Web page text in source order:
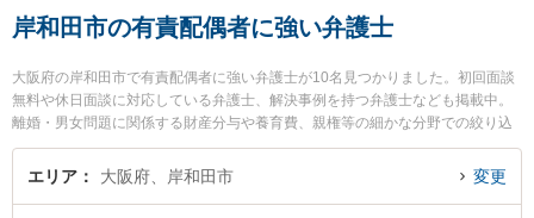
岸和田市の有責配偶者に強い弁護士
大阪府の岸和田市で有責配偶者に強い弁護士が10名見つかりました。初回面談
無料や休日面談に対応している弁護士、解決事例を持つ弁護士なども掲載中。
離婚・男女問題に関係する財産分与や養育費、親権等の細かな分野での絞り込
み検索もでき便利です。特に弁護士法人阪南合同法律事務所の十川 由紀子弁護
士やベリーベスト法律事務所 岸和田オフィスの池田 雅俊弁護士、弁護士法人法
エリア 大阪府、岸和田市 変更